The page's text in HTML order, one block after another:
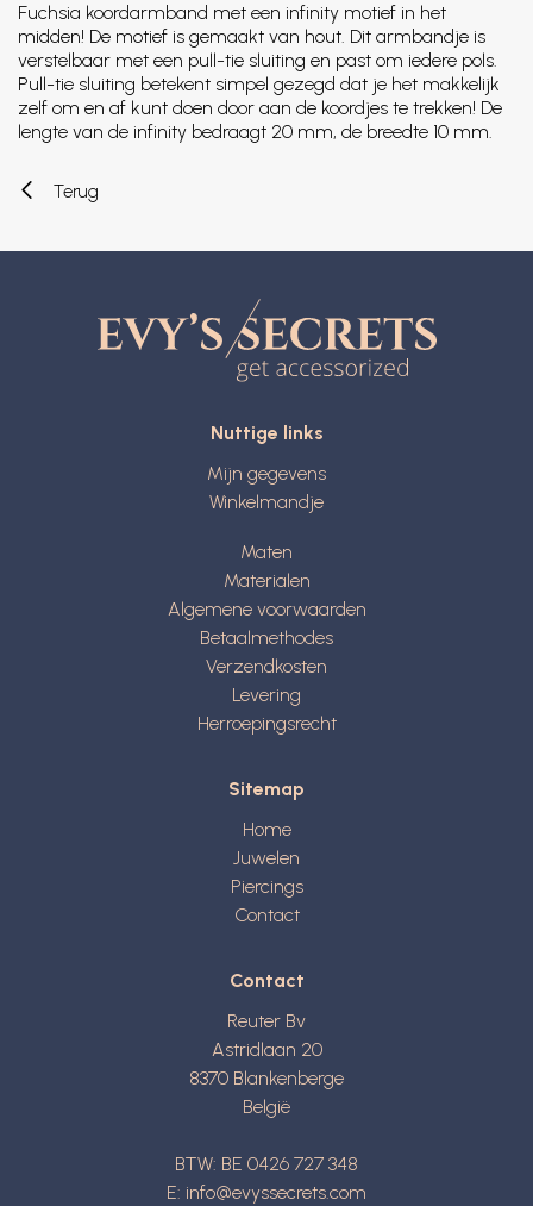
Fuchsia koordarmband met een infinity motief in het
midden! De motief is gemaakt van hout. Dit armbandje is
verstelbaar met een pull-tie sluiting en past om iedere pols.
Pull-tie sluiting betekent simpel gezegd dat je het makkelijk
zelf om en af kunt doen door aan de koordjes te trekken! De
lengte van de infinity bedraagt 20 mm, de breedte 10 mm.
Terug
Nuttige links
Mijn gegevens
Winkelmandje
Maten
Materialen
Algemene voorwaarden
Betaalmethodes
Verzendkosten
Levering
Herroepingsrecht
Sitemap
Home
Juwelen
Piercings
Contact
Contact
Reuter Bv
Astridlaan 20
8370 Blankenberge
België
BTW: BE 0426 727 348
E: info@evyssecrets.com